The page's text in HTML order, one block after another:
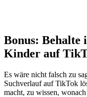
Bonus: Behalte
Kinder auf
Es wäre nicht falsch zu
Suchverlauf auf TikTok
macht, zu wissen,